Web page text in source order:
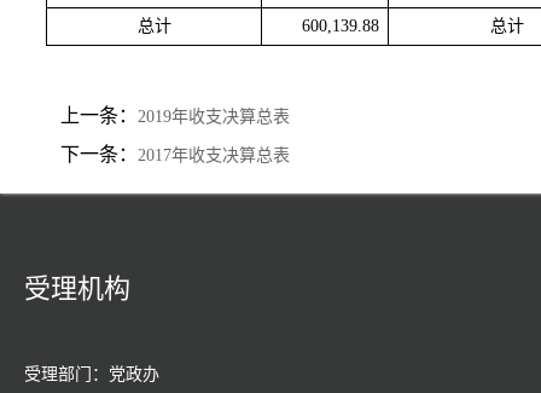
总计 600,139.88 总计
上一条： 2019年收支决算总表
下一条： 2017年收支决算总表
受理机构
受理部门：党政办